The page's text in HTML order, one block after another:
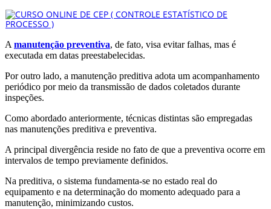
A manutenção preventiva, de fato, visa evitar falhas, mas é
executada em datas preestabelecidas.
Por outro lado, a manutenção preditiva adota um acompanhamento
periódico por meio da transmissão de dados coletados durante
inspeções.
Como abordado anteriormente, técnicas distintas são empregadas
nas manutenções preditiva e preventiva.
A principal divergência reside no fato de que a preventiva ocorre em
intervalos de tempo previamente definidos.
Na preditiva, o sistema fundamenta-se no estado real do
equipamento e na determinação do momento adequado para a
manutenção, minimizando custos.